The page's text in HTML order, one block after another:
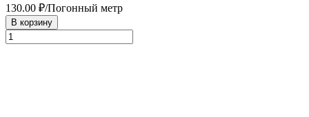
130.00 ₽/Погонный метр
В корзину